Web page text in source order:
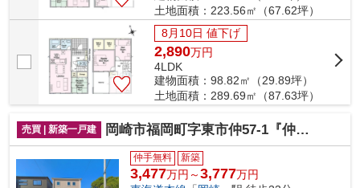
土地面積：223.56㎡（67.62坪）
8月10日 値下げ
2,890万円
4LDK
建物面積：98.82㎡（29.89坪）
土地面積：289.69㎡（87.63坪）
売買 | 新築一戸建 岡崎市福岡町字東市仲57-1『仲介料無料』新築戸建て
仲手無料 新築
3,477万円～3,777万円